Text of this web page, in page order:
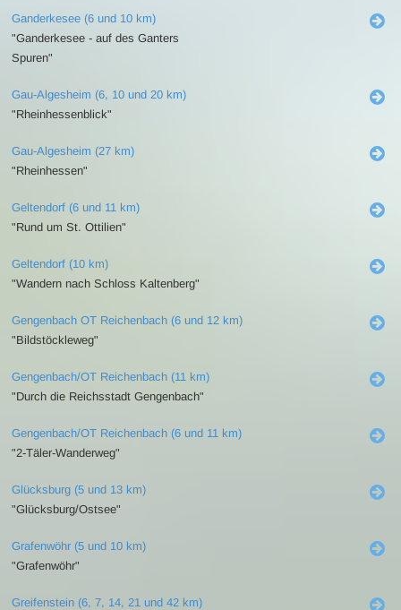
Ganderkesee (6 und 10 km)
"Ganderkesee - auf des Ganters
Spuren"
Gau-Algesheim (6, 10 und 20 km)
"Rheinhessenblick"
Gau-Algesheim (27 km)
"Rheinhessen"
Geltendorf (6 und 11 km)
"Rund um St. Ottilien"
Geltendorf (10 km)
"Wandern nach Schloss Kaltenberg"
Gengenbach OT Reichenbach (6 und 12 km)
"Bildstöckleweg"
Gengenbach/OT Reichenbach (11 km)
"Durch die Reichsstadt Gengenbach"
Gengenbach/OT Reichenbach (6 und 11 km)
"2-Täler-Wanderweg"
Glücksburg (5 und 13 km)
"Glücksburg/Ostsee"
Grafenwöhr (5 und 10 km)
"Grafenwöhr"
Greifenstein (6, 7, 14, 21 und 42 km)